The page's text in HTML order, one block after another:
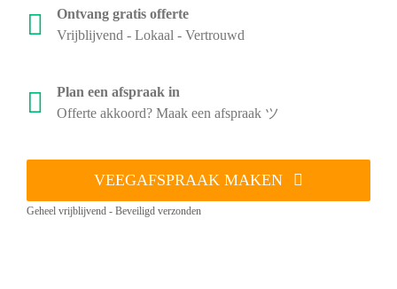
Ontvang gratis offerte
Vrijblijvend - Lokaal - Vertrouwd
Plan een afspraak in
Offerte akkoord? Maak een afspraak ツ
VEEGAFSPRAAK MAKEN
Geheel vrijblijvend - Beveiligd verzonden